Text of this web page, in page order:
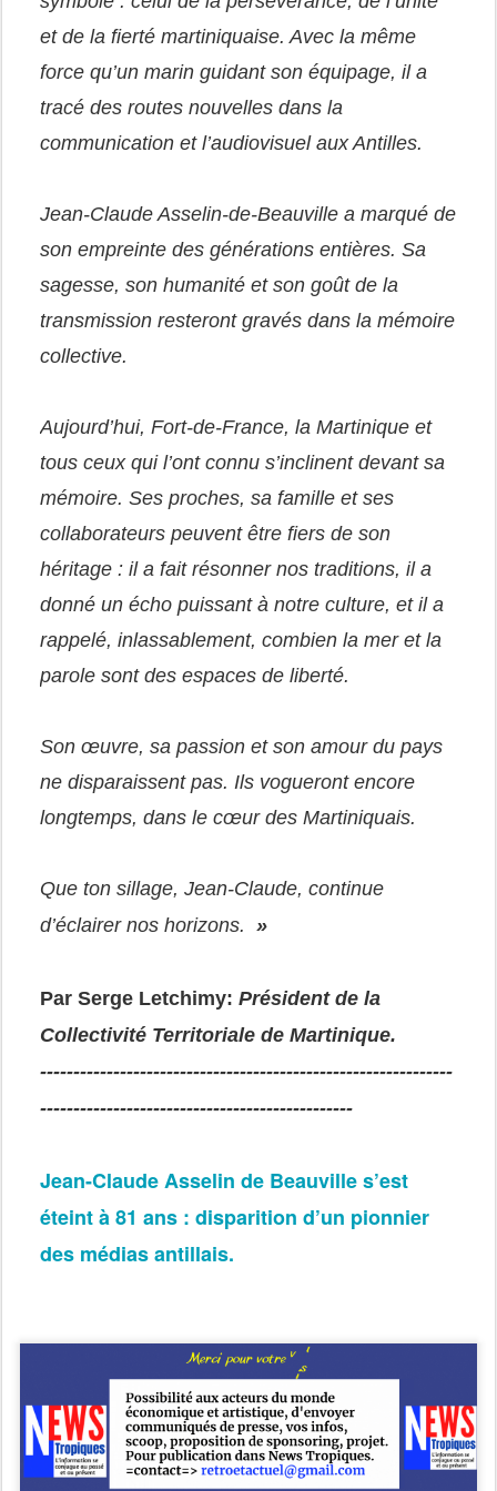
et de la fierté martiniquaise. Avec la même
force qu’un marin guidant son équipage, il a
tracé des routes nouvelles dans la
communication et l’audiovisuel aux Antilles.
Jean-Claude Asselin-de-Beauville a marqué de
son empreinte des générations entières. Sa
sagesse, son humanité et son goût de la
transmission resteront gravés dans la mémoire
collective.
Aujourd’hui, Fort-de-France, la Martinique et
tous ceux qui l’ont connu s’inclinent devant sa
mémoire. Ses proches, sa famille et ses
collaborateurs peuvent être fiers de son
héritage : il a fait résonner nos traditions, il a
donné un écho puissant à notre culture, et il a
rappelé, inlassablement, combien la mer et la
parole sont des espaces de liberté.
Son œuvre, sa passion et son amour du pays
ne disparaissent pas. Ils vogueront encore
longtemps, dans le cœur des Martiniquais.
Que ton sillage, Jean-Claude, continue
d’éclairer nos horizons. »
Par Serge Letchimy: Président de la
Collectivité Territoriale de Martinique.
--------------------------------------------------------------
-----------------------------------------------
Jean-Claude Asselin de Beauville s’est
éteint à 81 ans : disparition d’un pionnier
des médias antillais.